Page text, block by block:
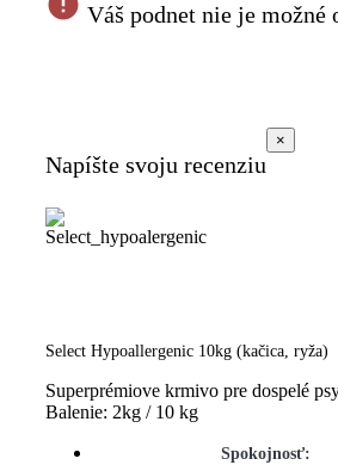
Váš podnet nie je možné
Napíšte svoju recenziu
×
Select Hypoallergenic 10kg (kačica, ryža)
Superprémiove krmivo pre dospelé
Balenie: 2kg / 10 kg
Spokojnosť: